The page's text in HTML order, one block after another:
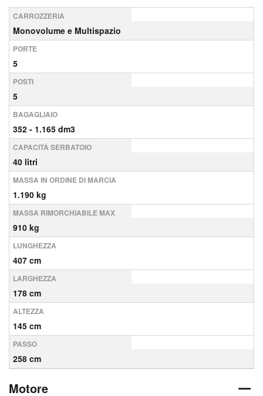
CARROZZERIA
Monovolume e Multispazio
PORTE
5
POSTI
5
BAGAGLIAIO
352 - 1.165 dm3
CAPACITÀ SERBATOIO
40 litri
MASSA IN ORDINE DI MARCIA
1.190 kg
MASSA RIMORCHIABILE MAX
910 kg
LUNGHEZZA
407 cm
LARGHEZZA
178 cm
ALTEZZA
145 cm
PASSO
258 cm
Motore